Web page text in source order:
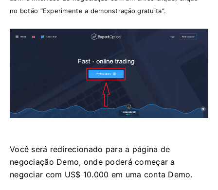
no botão “Experimente a demonstração gratuita”.
Você será redirecionado para a página de
negociação Demo, onde poderá começar a
negociar com US$ 10.000 em uma conta Demo.